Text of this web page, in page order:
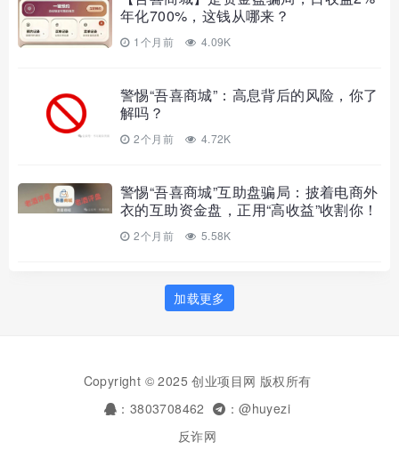
年化700%，这钱从哪来？
1个月前 4.09K
警惕“吾喜商城”：高息背后的风险，你了
解吗？
2个月前 4.72K
警惕“吾喜商城”互助盘骗局：披着电商外
衣的互助资金盘，正用“高收益”收割你！
2个月前 5.58K
加载更多
Copyright © 2025 创业项目网 版权所有
：3803708462
：@huyezi
反诈网